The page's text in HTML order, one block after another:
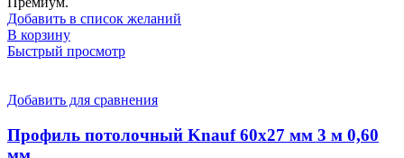
Добавить в список желаний
В корзину
Быстрый просмотр
Добавить для сравнения
Профиль потолочный Knauf 60х27 мм 3 м 0,60